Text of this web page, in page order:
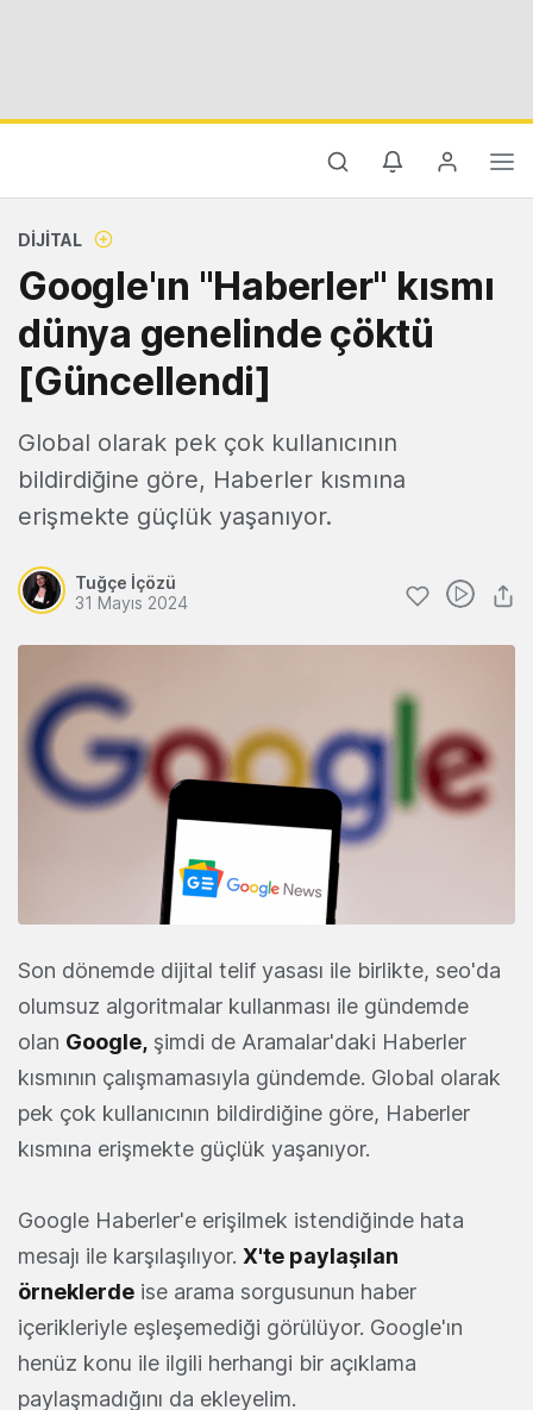
DIJITAL
Google'ın "Haberler" kısmı
dünya genelinde çöktü
[Güncellendi]
Global olarak pek çok kullanıcının
bildirdiğine göre, Haberler kısmına
erişmekte güçlük yaşanıyor.
Tuğçe İçözü
31 Mayıs 2024
Son dönemde dijital telif yasası ile birlikte, seo'da
olumsuz algoritmalar kullanması ile gündemde
olan Google, şimdi de Aramalar'daki Haberler
kısmının çalışmamasıyla gündemde. Global olarak
pek çok kullanıcının bildirdiğine göre, Haberler
kısmına erişmekte güçlük yaşanıyor.
Google Haberler'e erişilmek istendiğinde hata
mesajı ile karşılaşılıyor. X'te paylaşılan
örneklerde ise arama sorgusunun haber
içerikleriyle eşleşemediği görülüyor. Google'ın
henüz konu ile ilgili herhangi bir açıklama
paylaşmadığını da ekleyelim.